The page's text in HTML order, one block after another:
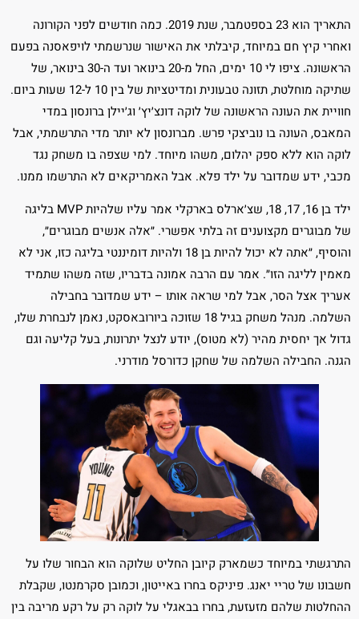
התאריך הוא 23 בספטמבר, שנת 2019. כמה חודשים לפני הקורונה
ואחרי קיץ חם במיוחד, קיבלתי את האישור שנרשמתי לויפאסנה בפעם
הראשונה. ציפו לי 10 ימים, החל מ-20 בינואר ועד ה-30 בינואר, של
שתיקה מוחלטת, תזונה טבעונית ומדיטציות של בין 10 ל-12 שעות ביום.
חוויית את העונה הראשונה של לוקה דונצ׳יץ׳ וג׳יילן ברונסון במדי
המאבס, העונה בו נוביצקי פרש. מברונסון לא יותר מדי התרשמתי, אבל
לוקה הוא ללא ספק יהלום, משהו מיוחד. למי שצפה בו משחק נגד
מכבי, ידע שמדובר על ילד פלא. אבל האמריקאים לא התרשמו ממנו.
ילד בן 16, 17, 18, שצ׳ארלס בארקלי אמר עליו שלהיות MVP בליגה
של מבוגרים מקצוענים זה בלתי אפשרי. ״אלה אנשים מבוגרים״,
והוסיף, ״אתה לא יכול להיות בן 18 ולהיות דומיננטי בליגה כזו, אני לא
מאמין לליגה הזו״. אמר עם הרבה אמונה בדבריו, שזה משהו שתמיד
אעריך אצל הסר, אבל למי שראה אותו – ידע שמדובר בחבילה
השלמה. מנהל משחק בגיל 18 שזוכה ביורובאסקט, נאמן לנבחרת שלו,
גדול אך יחסית מהיר (לא מטוס), יודע לנצל יתרונות, בעל קליעה וגם
הגנה. החבילה השלמה של שחקן כדורסל מודרני.
התרגשתי במיוחד כשמארק קיובן החליט שלוקה הוא הבחור שלו על
חשבונו של טריי יאנג. פיניקס בחרו באייטון, וכמובן סקרמנטו, שקבלת
ההחלטות שלהם מזעזעת, בחרו בבאגלי על לוקה רק על רקע מריבה בין